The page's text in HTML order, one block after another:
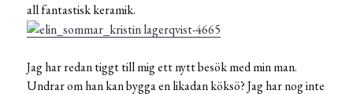
all fantastisk keramik.
Jag har redan tiggt till mig ett nytt besök med min man.
Undrar om han kan bygga en likadan köksö? Jag har nog inte